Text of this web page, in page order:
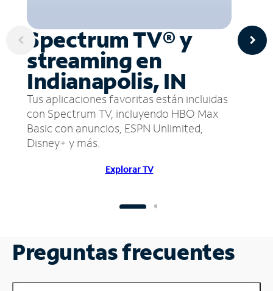
Spectrum TV® y
streaming en
Indianapolis, IN
Tus aplicaciones favoritas están incluidas
con Spectrum TV, incluyendo HBO Max
Basic con anuncios, ESPN Unlimited,
Disney+ y más.
Explorar TV
Preguntas frecuentes